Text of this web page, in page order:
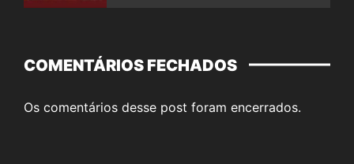
COMENTÁRIOS FECHADOS
Os comentários desse post foram encerrados.